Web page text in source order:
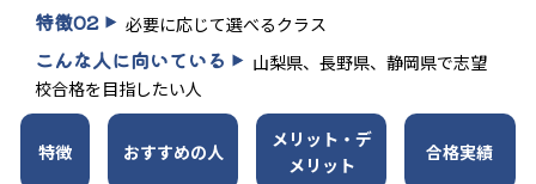
特徴02 必要に応じて選べるクラス
こんな人に向いている
山梨県、長野県、静岡県で志望
校合格を目指したい人
特徴 おすすめの人
メリット・デ
メリット
合格実績